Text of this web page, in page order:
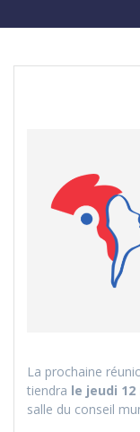
La prochaine
tiendra le jeudi
salle du conseil